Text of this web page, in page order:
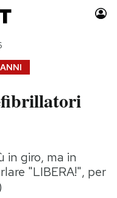
Idee
Boomer!
in giro, ma in
"LIBERA!", per